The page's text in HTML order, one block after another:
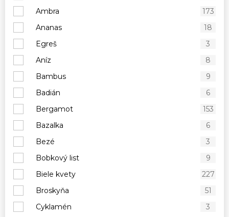
Ambra
173
Ananas
18
Egreš
3
Aníz
8
Bambus
9
Badián
6
Bergamot
153
Bazalka
6
Bezé
3
Bobkový list
9
Biele kvety
227
Broskyňa
51
Cyklamén
3